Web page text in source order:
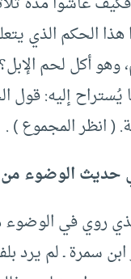
هذا الحكم الذي
وهو أكل لحم
إليه: قول
( انظر المجموع ) .
حديث الوضوء من
روي في الوضوء
سمرة ـ لم يرد